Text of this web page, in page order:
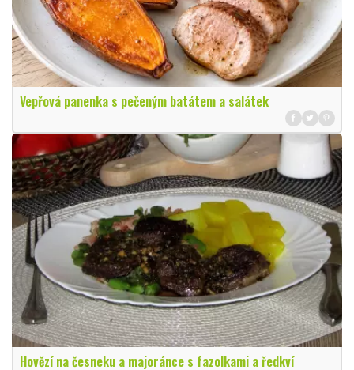
Vepřová panenka s pečeným batátem a salátek
Hovězí na česneku a majoránce s fazolkami a ředkví